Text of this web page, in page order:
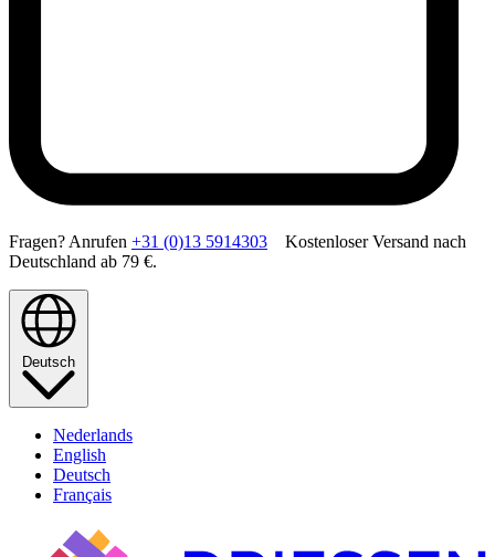
Fragen? Anrufen +31 (0)13 5914303 Kostenloser Versand nach
Deutschland ab 79 €.
Deutsch
Nederlands
English
Deutsch
Français